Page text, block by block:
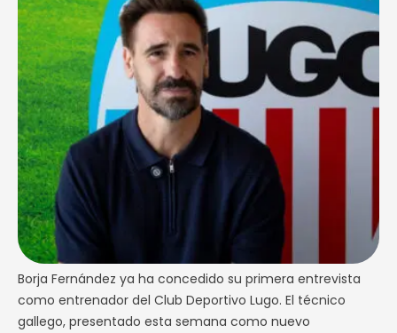
Borja Fernández ya ha concedido su primera entrevista
como entrenador del Club Deportivo Lugo. El técnico
gallego, presentado esta semana como nuevo